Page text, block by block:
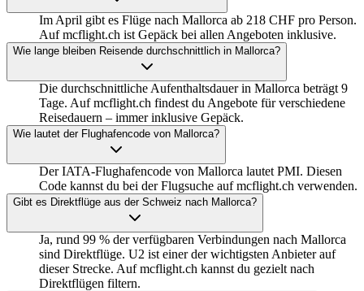
Im April gibt es Flüge nach Mallorca ab 218 CHF pro Person.
Auf mcflight.ch ist Gepäck bei allen Angeboten inklusive.
Wie lange bleiben Reisende durchschnittlich in Mallorca?
Die durchschnittliche Aufenthaltsdauer in Mallorca beträgt 9
Tage. Auf mcflight.ch findest du Angebote für verschiedene
Reisedauern – immer inklusive Gepäck.
Wie lautet der Flughafencode von Mallorca?
Der IATA-Flughafencode von Mallorca lautet PMI. Diesen
Code kannst du bei der Flugsuche auf mcflight.ch verwenden.
Gibt es Direktflüge aus der Schweiz nach Mallorca?
Ja, rund 99 % der verfügbaren Verbindungen nach Mallorca
sind Direktflüge. U2 ist einer der wichtigsten Anbieter auf
dieser Strecke. Auf mcflight.ch kannst du gezielt nach
Direktflügen filtern.